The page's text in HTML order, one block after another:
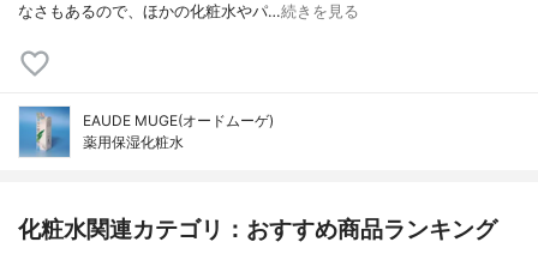
なさもあるので、ほかの化粧水やパ…続きを見る
EAUDE MUGE(オードムーゲ)
薬用保湿化粧水
化粧水関連カテゴリ：おすすめ商品ランキング